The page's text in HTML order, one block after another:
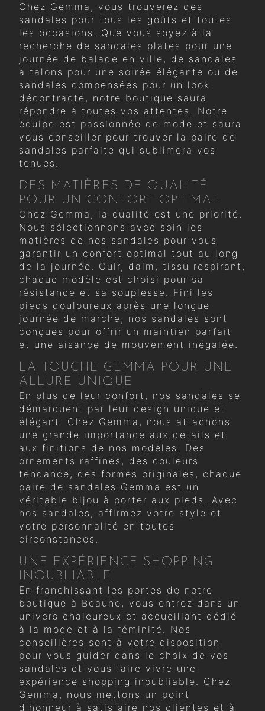
Chez Gemma, vous trouverez des
sandales pour tous les goûts et toutes
les occasions. Que vous soyez à la
recherche de sandales plates pour une
journée de balade en ville, de sandales
à talons pour une soirée élégante ou de
sandales compensées pour un look
décontracté, notre boutique saura
répondre à toutes vos attentes. Notre
équipe est passionnée de mode et saura
vous conseiller pour trouver la paire de
sandales parfaite qui sublimera vos
tenues.
DES MATIÈRES DE QUALITÉ
POUR UN CONFORT OPTIMAL
Chez Gemma, la qualité est une priorité.
Nous sélectionnons avec soin les
matières de nos sandales pour vous
garantir un confort optimal tout au long
de la journée. Cuir, daim, tissu respirant,
chaque modèle est choisi pour sa
résistance et sa souplesse. Fini les
pieds douloureux après une longue
journée de marche, nos sandales sont
conçues pour offrir un maintien parfait
et une aisance de mouvement inégalée.
LA TOUCHE GEMMA POUR UNE
ALLURE UNIQUE
En plus de leur confort, nos sandales se
démarquent par leur design unique et
élégant. Chez Gemma, nous attachons
une grande importance aux détails et
aux finitions de nos modèles. Des
ornements raffinés, des couleurs
tendance, des formes originales, chaque
paire de sandales Gemma est un
véritable bijou à porter aux pieds. Avec
nos sandales, affirmez votre style et
votre personnalité en toutes
circonstances.
UNE EXPÉRIENCE SHOPPING
INOUBLIABLE
En franchissant les portes de notre
boutique à Beaune, vous entrez dans un
univers chaleureux et accueillant dédié
à la mode et à la féminité. Nos
conseillères sont à votre disposition
pour vous guider dans le choix de vos
sandales et vous faire vivre une
expérience shopping inoubliable. Chez
Gemma, nous mettons un point
d'honneur à satisfaire nos clientes et à